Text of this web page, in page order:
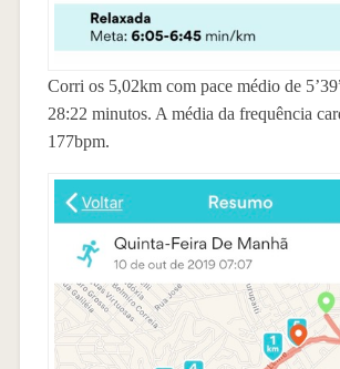
Corri os 5,02km com pace médio de
28:22 minutos. A média da frequência
177bpm.